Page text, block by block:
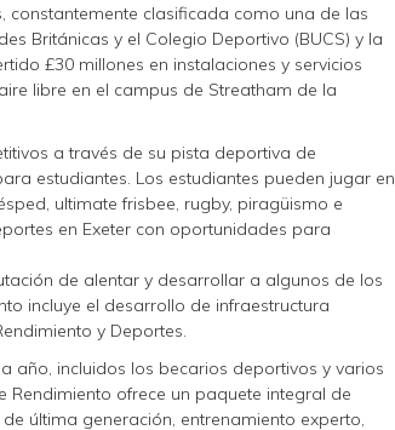
constantemente clasificada como una de las
Británicas y el Colegio Deportivo (BUCS) y la
£30 millones en instalaciones y servicios
libre en el campus de Streatham de la
a través de su pista deportiva de
estudiantes. Los estudiantes pueden jugar en
ultimate frisbee, rugby, piragüismo e
en Exeter con oportunidades para
de alentar y desarrollar a algunos de los
incluye el desarrollo de infraestructura
y Deportes.
año, incluidos los becarios deportivos y varios
ofrece un paquete integral de
última generación, entrenamiento experto,